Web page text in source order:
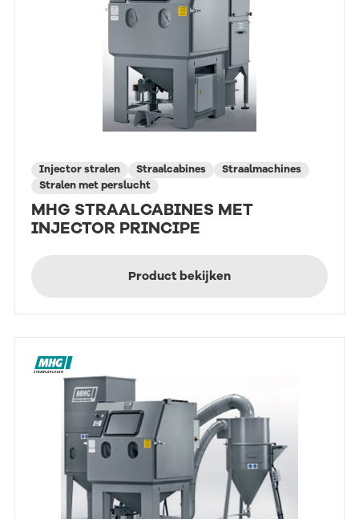
Injector stralen Straalcabines
Straalmachines
Stralen met perslucht
MHG STRAALCABINES MET
INJECTOR PRINCIPE
Product bekijken